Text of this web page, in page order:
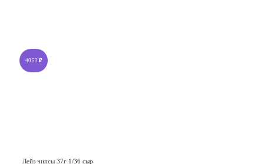
40.53 ₽
Лейз чипсы 37г 1/36 сыр